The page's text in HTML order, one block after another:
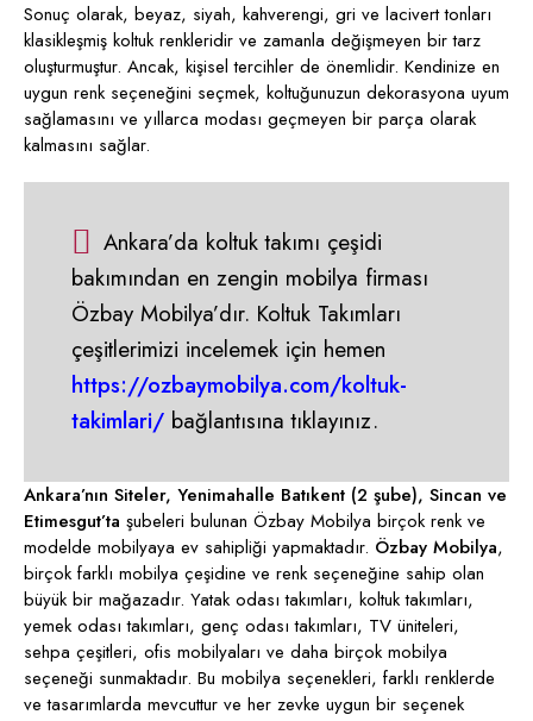
Sonuç olarak, beyaz, siyah, kahverengi, gri ve lacivert tonları
klasikleşmiş koltuk renkleridir ve zamanla değişmeyen bir tarz
oluşturmuştur. Ancak, kişisel tercihler de önemlidir. Kendinize en
uygun renk seçeneğini seçmek, koltuğunuzun dekorasyona uyum
sağlamasını ve yıllarca modası geçmeyen bir parça olarak
kalmasını sağlar.
Ankara’da koltuk takımı çeşidi
bakımından en zengin mobilya firması
Özbay Mobilya’dır. Koltuk Takımları
çeşitlerimizi incelemek için hemen
https://ozbaymobilya.com/koltuk-
takimlari/ bağlantısına tıklayınız.
Ankara’nın Siteler, Yenimahalle Batıkent (2 şube), Sincan ve
Etimesgut’ta şubeleri bulunan Özbay Mobilya birçok renk ve
modelde mobilyaya ev sahipliği yapmaktadır. Özbay Mobilya,
birçok farklı mobilya çeşidine ve renk seçeneğine sahip olan
büyük bir mağazadır. Yatak odası takımları, koltuk takımları,
yemek odası takımları, genç odası takımları, TV üniteleri,
sehpa çeşitleri, ofis mobilyaları ve daha birçok mobilya
seçeneği sunmaktadır. Bu mobilya seçenekleri, farklı renklerde
ve tasarımlarda mevcuttur ve her zevke uygun bir seçenek